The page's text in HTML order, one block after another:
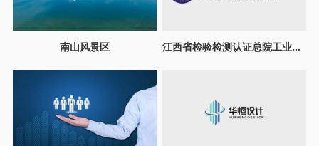
南山风景区 江西省检验检测认证总院工业产品检验检测院